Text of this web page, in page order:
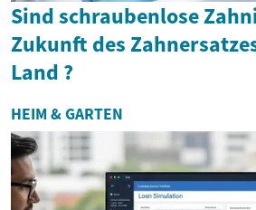
Sind schraubenlose
Zukunft des
Land ?
HEIM & GARTEN